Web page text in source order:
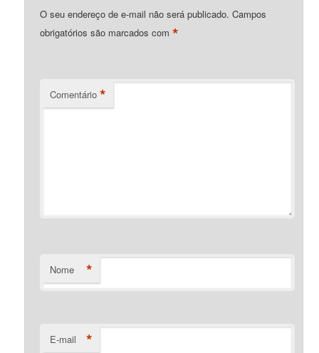
O seu endereço de e-mail não será publicado. Campos
obrigatórios são marcados com*
Comentário *
Nome *
E-mail *